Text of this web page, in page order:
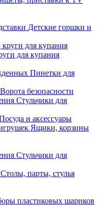
Детские горшки и
для купания
Пинетки для
Ворота безопасности
Стульчики для
и аксессуары
Ящики, корзины
Стульчики для
Столы, парты, стулья